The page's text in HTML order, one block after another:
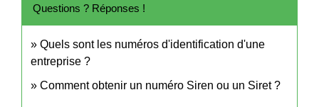
Questions ? Réponses !
Quels sont les numéros d'identification d'une
entreprise ?
Comment obtenir un numéro Siren ou un Siret ?